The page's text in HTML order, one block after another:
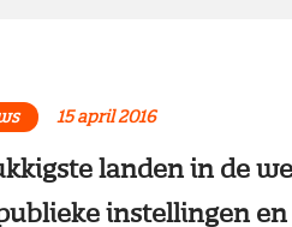
15 april 2016
landen in de
instellingen